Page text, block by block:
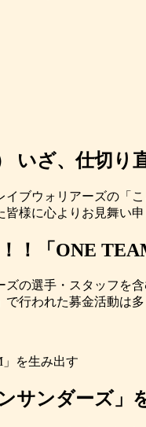
いざ、仕切り
イブウォリアーズの「
様に心よりお見舞い申
！「ONE
ズの選手・スタッフを
行われた募金活動は
を生み出す
サンダーズ」